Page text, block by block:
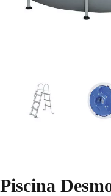
Piscina